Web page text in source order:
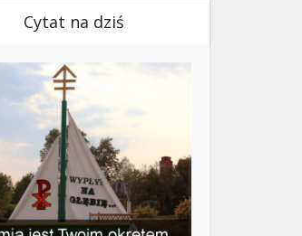
Cytat na dziś